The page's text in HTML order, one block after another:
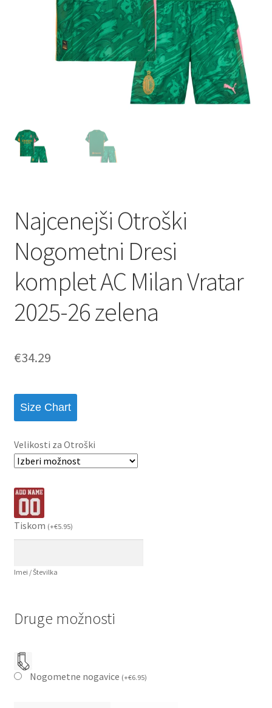
Najcenejši Otroški
Nogometni Dresi
komplet AC Milan Vratar
2025-26 zelena
€34.29
Size Chart
Velikosti za Otroški
Tiskom (+€5.95)
Imei / Številka
Druge možnosti
Nogometne nogavice (+€6.95)